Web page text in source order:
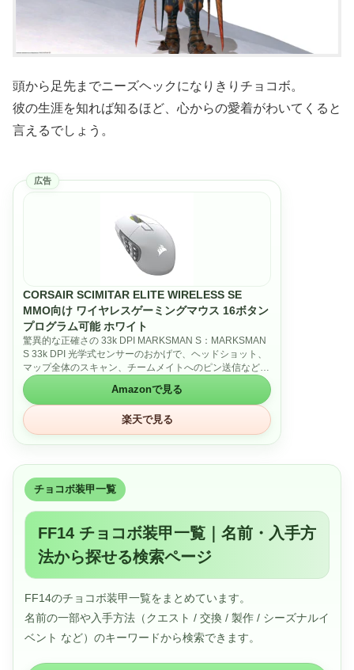
頭から足先までニーズヘックになりきりチョコボ。
彼の生涯を知れば知るほど、心からの愛着がわいてくると
言えるでしょう。
広告
CORSAIR SCIMITAR ELITE WIRELESS SE
MMO向け ワイヤレスゲーミングマウス 16ボタン
プログラム可能 ホワイト
驚異的な正確さの 33k DPI MARKSMAN S：MARKSMAN
S 33k DPI 光学式センサーのおかげで、ヘッドショット、
マップ全体のスキャン、チームメイトへのピン送信など、
すべてが驚くほどの精度で行えます。DPI 検出の改善、
IPS トラッキング、そして消費電力が旧バージョンより低
くなり、間違いなくアップグレードに値します。
16 個のプログラム可能なボタン：世界中のすべてのパワ
ーを、あなたの指先一つで。16 個のプログラム可能なボ
タンで、パワー、消耗品、アクション、攻撃ごとにボタン
ィブ統合により、Stream Deck の機能を Stream Deck ア
プリから SCIMITAR ELITE WIRELESS SE に直接マッピン
グすることができるので、 ボタンを押すだけで、最も重
要な機能が使えます。
Elgato Virtual Stream Deck 統合：このマウスは、Elgato
の Virtual Stream Deck 統合を利用して、16 個のボタンに
これまで以上の機能を持たせることもできます。自分の
Virtual Stream Deck にボタンをマッピングして、生産
性、ゲーミング、ストリーミングなどのプロファイルを構
高速低遅延ワイヤレスで自由に：コードが不要になり、ラ
グもなくなります。SLIPSTREAM WIRELESS は、
実現します。代わりに Bluetooth に接続したり、USB に接
Amazonで見る
楽天で見る
チョコボ装甲一覧
FF14 チョコボ装甲一覧｜名前・入手方
法から探せる検索ページ
FF14のチョコボ装甲一覧をまとめています。
名前の一部や入手方法（クエスト / 交換 / 製作 / シーズナルイ
ベント など）のキーワードから検索できます。